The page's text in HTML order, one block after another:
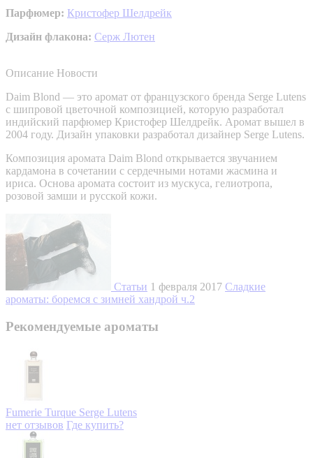
Парфюмер: Кристофер Шелдрейк
Дизайн флакона: Серж Лютен
Описание Новости
Daim Blond — это аромат от французского бренда Serge Lutens
с шипровой цветочной композицией, которую разработал
индийский парфюмер Кристофер Шелдрейк. Аромат вышел в
2004 году. Дизайн упаковки разработал дизайнер Serge Lutens.
Композиция аромата Daim Blond открывается звучанием
кардамона в сочетании с сердечными нотами жасмина и
ириса. Основа аромата состоит из мускуса, гелиотропа,
розовой замши и русской кожи.
Статьи 1 февраля 2017 Сладкие
ароматы: боремся с зимней хандрой ч.2
Рекомендуемые ароматы
Fumerie Turque Serge Lutens
нет отзывов Где купить?